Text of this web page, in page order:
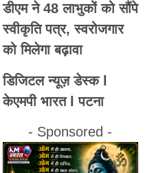
डीएम ने 48 लाभुकों को सौंपे
स्वीकृति पत्र, स्वरोजगार
को मिलेगा बढ़ावा
डिजिटल न्यूज़ डेस्क l
केएमपी भारत l पटना
- Sponsored -